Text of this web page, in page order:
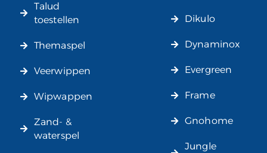
Talud
toestellen
Themaspel
Veerwippen
Wipwappen
Zand- &
waterspel
Dikulo
Dynaminox
Evergreen
Frame
Gnohome
Jungle